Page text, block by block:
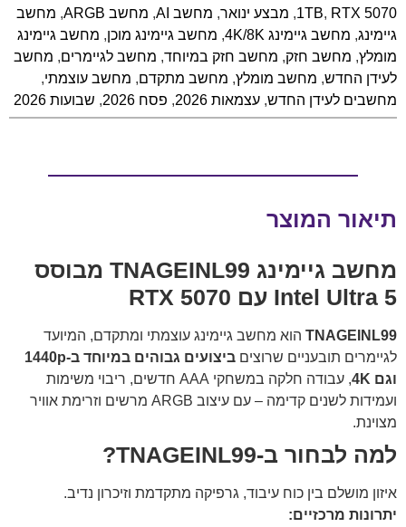
1TB, RTX 5070
, מבצע ינואר, מחשב AI , מחשב ARGB , מחשב
גיימינג, מחשב גיימינג 4K/8K , מחשב גיימינג מוכן, מחשב גיימינג
מומלץ, מחשב חזק, מחשב חזק במיוחד, מחשב לגיימרים, מחשב
לעידן החדש, מחשב מומלץ, מחשב מתקדם, מחשב עוצמתי,
מחשבים לעידן החדש, עצמאות 2026 , פסח 2026 , שבועות 2026
תיאור המוצר
מחשב גיימינג TNAGEINL99 מבוסס
Intel Ultra 5 עם RTX 5070
TNAGEINL99 הוא מחשב גיימינג עוצמתי ומתקדם, המיועד
לגיימרים תובעניים שרוצים
ביצועים גבוהים במיוחד ב-1440p
וגם 4K
, עבודה חלקה במשחקי AAA חדשים, ריבוי משימות
ועמידות לשנים קדימה – עם עיצוב ARGB מרשים וזרימת אוויר
מצוינת.
למה לבחור ב-TNAGEINL99?
איזון מושלם בין כוח עיבוד, גרפיקה מתקדמת וזיכרון נדיב.
יתרונות מרכזיים: